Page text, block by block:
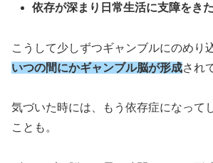
依存が深まり日常生活に支障をき
こうして少しずつギャンブルにのめり
いつの間にかギャンブル脳が形成され
気づいた時には、もう依存症になって
ことも。